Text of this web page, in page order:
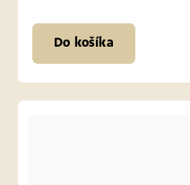
Do košíka